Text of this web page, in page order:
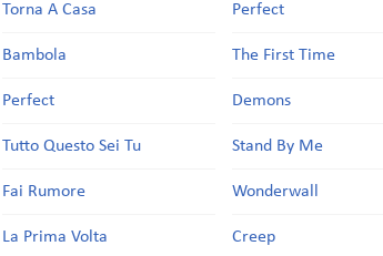
Torna A Casa
Bambola
Perfect
Tutto Questo Sei Tu
Fai Rumore
La Prima Volta
Perfect
The First Time
Demons
Stand By Me
Wonderwall
Creep